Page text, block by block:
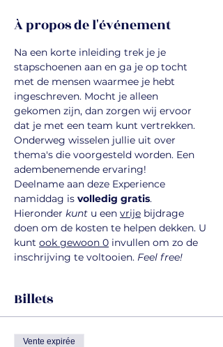
À propos de l'événement
Na een korte inleiding trek je je
stapschoenen aan en ga je op tocht
met de mensen waarmee je hebt
ingeschreven. Mocht je alleen
gekomen zijn, dan zorgen wij ervoor
dat je met een team kunt vertrekken.
Onderweg wisselen jullie uit over
thema's die voorgesteld worden. Een
adembenemende ervaring!
Deelname aan deze Experience
namiddag is volledig gratis.
Hieronder kunt u een vrije bijdrage
doen om de kosten te helpen dekken. U
kunt ook gewoon 0 invullen om zo de
inschrijving te voltooien. Feel free!
Billets
Vente expirée